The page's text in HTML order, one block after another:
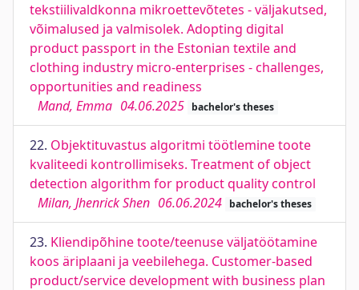
tekstiilivaldkonna mikroettevõtetes - väljakutsed,
võimalused ja valmisolek. Adopting digital
product passport in the Estonian textile and
clothing industry micro-enterprises - challenges,
opportunities and readiness
Mand, Emma 04.06.2025 bachelor's theses
22. Objektituvastus algoritmi töötlemine toote
kvaliteedi kontrollimiseks. Treatment of object
detection algorithm for product quality control
Milan, Jhenrick Shen 06.06.2024 bachelor's theses
23. Kliendipõhine toote/teenuse väljatöötamine
koos äriplaani ja veebilehega. Customer-based
product/service development with business plan